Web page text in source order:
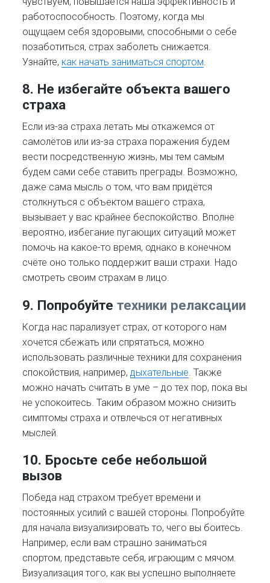
работоспособность. Поэтому, когда мы
ощущаем себя здоровыми, способными о себе
позаботиться, страх заболеть снижается.
Узнайте, как начать заниматься спортом.
8. Не избегайте объекта вашего
страха
Если из-за страха летать мы откажемся от
самолётов или из-за страха поражения будем
вести посредственную жизнь, мы тем самым
будем сами себе ставить преграды. Возможно,
даже сама мысль о том, что вам придётся
столкнуться с объектом вашего страха,
вызывает у вас крайнее беспокойство. Вполне
вероятно, избегание пугающих ситуаций может
помочь на какое-то время, однако в конечном
счёте оно только поддержит ваши страхи. Надо
смотреть своим страхам в лицо.
9. Попробуйтетехники релаксации
Когда нас парализует страх, от которого нам
хочется сбежать или спрятаться, можно
использовать различные техники для сохранения
спокойствия, например, дыхательные . Также
можно начать считать в уме – до тех пор, пока вы
не успокоитесь. Таким образом можно снизить
симптомы страха и отвлечься от негативных
мыслей.
10. Бросьте себе небольшой
вызов
Победа над страхом требует времени и
постоянных усилий с вашей стороны. Попробуйте
для начала визуализировать то, чего вы боитесь.
Например, если вам страшно заниматься
спортом, представьте себя, играющим с мячом.
Визуализация того, как вы успешно выполняете